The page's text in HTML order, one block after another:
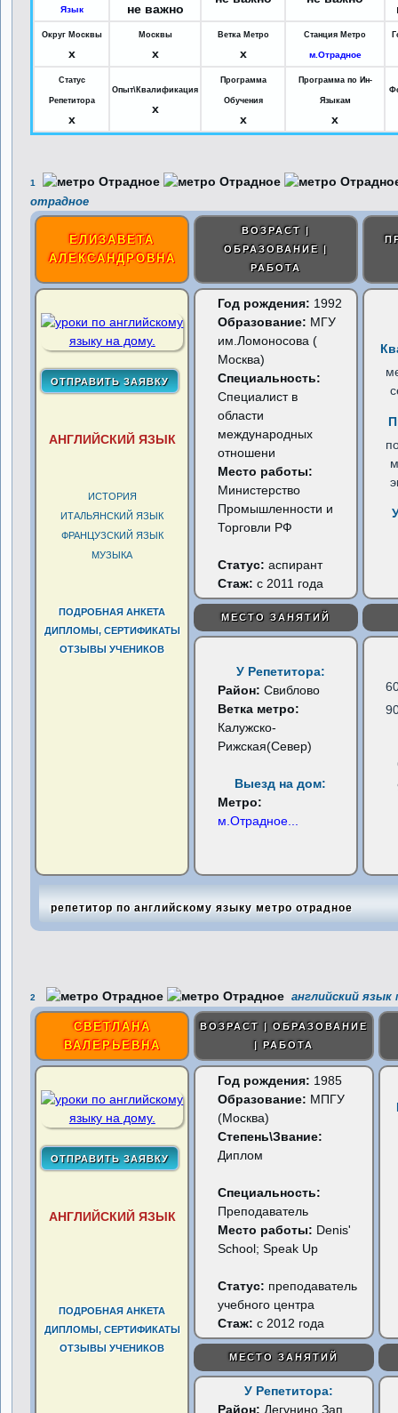
Язык
не важно
Округ Москвы
x
Москвы
x
Ветка Метро
x
Станция Метро
м.Отрадное
Статус
Репетитора
x
Опыт\Квалификация
x
Программа
Обучения
x
Программа по Ин-
Языкам
x
1
отрадное
ЕЛИЗАВЕТА
АЛЕКСАНДРОВНА
ВОЗРАСТ |
ОБРАЗОВАНИЕ |
РАБОТА
АНГЛИЙСКИЙ ЯЗЫК
ИСТОРИЯ
ИТАЛЬЯНСКИЙ ЯЗЫК
ФРАНЦУЗСКИЙ ЯЗЫК
МУЗЫКА
ПОДРОБНАЯ АНКЕТА
ДИПЛОМЫ, СЕРТИФИКАТЫ
ОТЗЫВЫ УЧЕНИКОВ
Год рождения: 1992
Образование: МГУ
им.Ломоносова (
Москва)
Специальность:
Cпециалист в
области
международных
отношени
Место работы:
Министерство
Промышленности и
Торговли РФ
Статус:аспирант
Стаж: с 2011 года
МЕСТО ЗАНЯТИЙ
У Репетитора:
Район:Свиблово
Ветка метро:
Калужско-
Рижская(Север)
Выезд на дом:
Метро:
м.Отрадное
репетитор по английскому языку метро отрадное
2 английский
СВЕТЛАНА
ВАЛЕРЬЕВНА
ВОЗРАСТ | ОБРАЗОВАНИЕ
| РАБОТА
АНГЛИЙСКИЙ ЯЗЫК
ПОДРОБНАЯ АНКЕТА
ДИПЛОМЫ, СЕРТИФИКАТЫ
ОТЗЫВЫ УЧЕНИКОВ
Год рождения: 1985
Образование: МПГУ
(Москва)
Степень\Звание:
Диплом
Специальность:
Преподаватель
Место работы: Denis'
School; Speak Up
Статус: преподаватель
учебного центра
Стаж: с 2012 года
МЕСТО ЗАНЯТИЙ
У Репетитора:
Район: Дегунино Зап